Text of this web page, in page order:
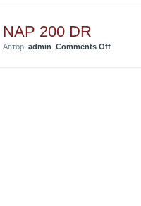
NAP 200 DR
Автор: admin Comments Off